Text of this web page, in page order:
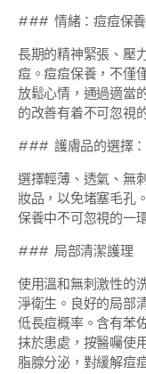
### 情緒：痘痘保
長期的精神緊張、壓
痘。痘痘保養，不僅
放鬆心情，通過適當
的改善有着不可忽視
### 護膚品的選擇
選擇輕薄、透氣、無
妝品，以免堵塞毛孔
保養中不可忽視的一
### 局部清潔護理
使用溫和無刺激性的
淨衛生。良好的局部
低長痘概率。含有苯
抹於患處，按醫囑使
脂腺分泌，對緩解痘